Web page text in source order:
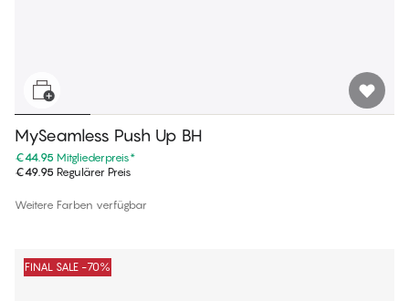
MySeamless Push Up BH
€44.95 Mitgliederpreis*
€49.95 Regulärer Preis
Weitere Farben verfügbar
FINAL SALE -70%